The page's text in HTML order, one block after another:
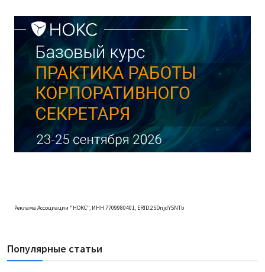
Реклама Ассоциации "НОКС", ИНН 7709980401, ERID:2SDnjdY5NTb
Популярные статьи